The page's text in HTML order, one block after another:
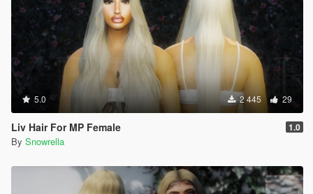
5.0 2 445 29
Liv Hair For MP Female 1.0
By Snowrella